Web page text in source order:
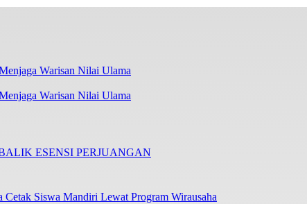
Warisan Nilai Ulama
ESENSI PERJUANGAN
Siswa Mandiri Lewat Program Wirausaha